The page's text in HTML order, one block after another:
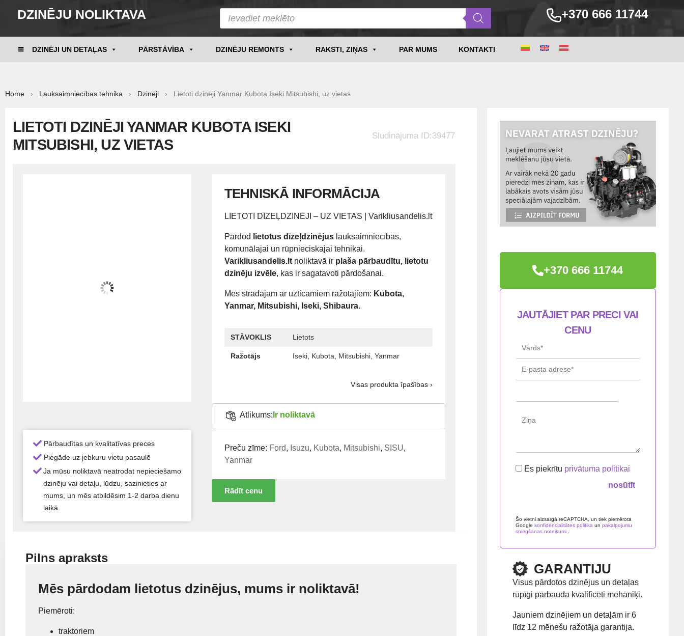
DZINĒJU NOLIKTAVA +370 666 11744
DZINĒJI UN DETAĻAS PĀRSTĀVĪBA DZINĒJU REMONTS RAKSTI, ZIŅAS PAR MUMS KONTAKTI
Home › Lauksaimniecības tehnika › Dzinēji › Lietoti dzinēji Yanmar Kubota Iseki Mitsubishi, uz vietas
LIETOTI DZINĒJI YANMAR KUBOTA ISEKI
MITSUBISHI, UZ VIETAS
Sludinājuma ID:39477
Pārbaudītas un kvalitatīvas preces
Piegāde uz jebkuru vietu pasaulē
Ja mūsu noliktavā neatrodat nepieciešamo
dzinēju vai detaļu, lūdzu, sazinieties ar
mums, un mēs atbildēsim 1-2 darba dienu
laikā.
TEHNISKĀ INFORMĀCIJA
LIETOTI DĪZEĻDZINĒJI – UZ VIETAS | Varikliusandelis.lt
Pārdod lietotus dīzeļdzinējuslauksaimniecības,
komunālajai un rūpnieciskajai tehnikai.
Varikliusandelis.ltnoliktavā ir plaša pārbaudītu, lietotu
dzinēju izvēle, kas ir sagatavoti pārdošanai.
Mēs strādājam ar uzticamiem ražotājiem: Kubota,
Yanmar, Mitsubishi, Iseki, Shibaura.
STĀVOKLIS Lietots
Ražotājs Iseki, Kubota, Mitsubishi, Yanmar
Visas produkta īpašības ›
Atlikums: Ir noliktavā
Preču zīme: Ford, Isuzu, Kubota, Mitsubishi, SISU,
Yanmar
Rādīt cenu
Pilns apraksts
Mēs pārdodam lietotus dzinējus, mums ir noliktavā!
Piemēroti:
traktoriem
+370 666 11744
JAUTĀJIET PAR PRECI VAI
CENU
Es piekrītu privātuma politikai
Šo vietni aizsargā reCAPTCHA, un tiek piemērota
Google konfidencialitātes politika un pakalpojumu
sniegšanas noteikumi.
GARANTIJU
Visus pārdotos dzinējus un detaļas
rūpīgi pārbauda kvalificēti mehāniķi.
Jauniem dzinējiem un detaļām ir 6
līdz 12 mēnešu ražotāja garantija.